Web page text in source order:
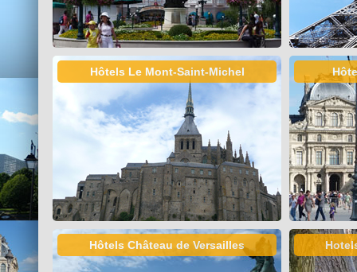
Hôtels Le Mont-Saint-Michel
Hôtels Château de Versailles